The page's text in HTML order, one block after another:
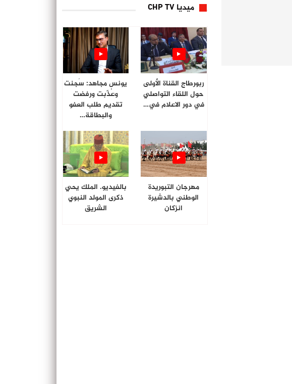
ميديا CHP TV
ربورطاج القناة الأولى
حول اللقاء التواصلي
في دور الاعلام في…
يونس مجاهد: سُجنت
وعُذّبت ورفضت
تقديم طلب العفو
والبطاقة…
مهرجان التبوريدة
الوطني بالدشيرة
انزكان
بالفيديو. الملك يحي
ذكرى المولد النبوي
الشريق